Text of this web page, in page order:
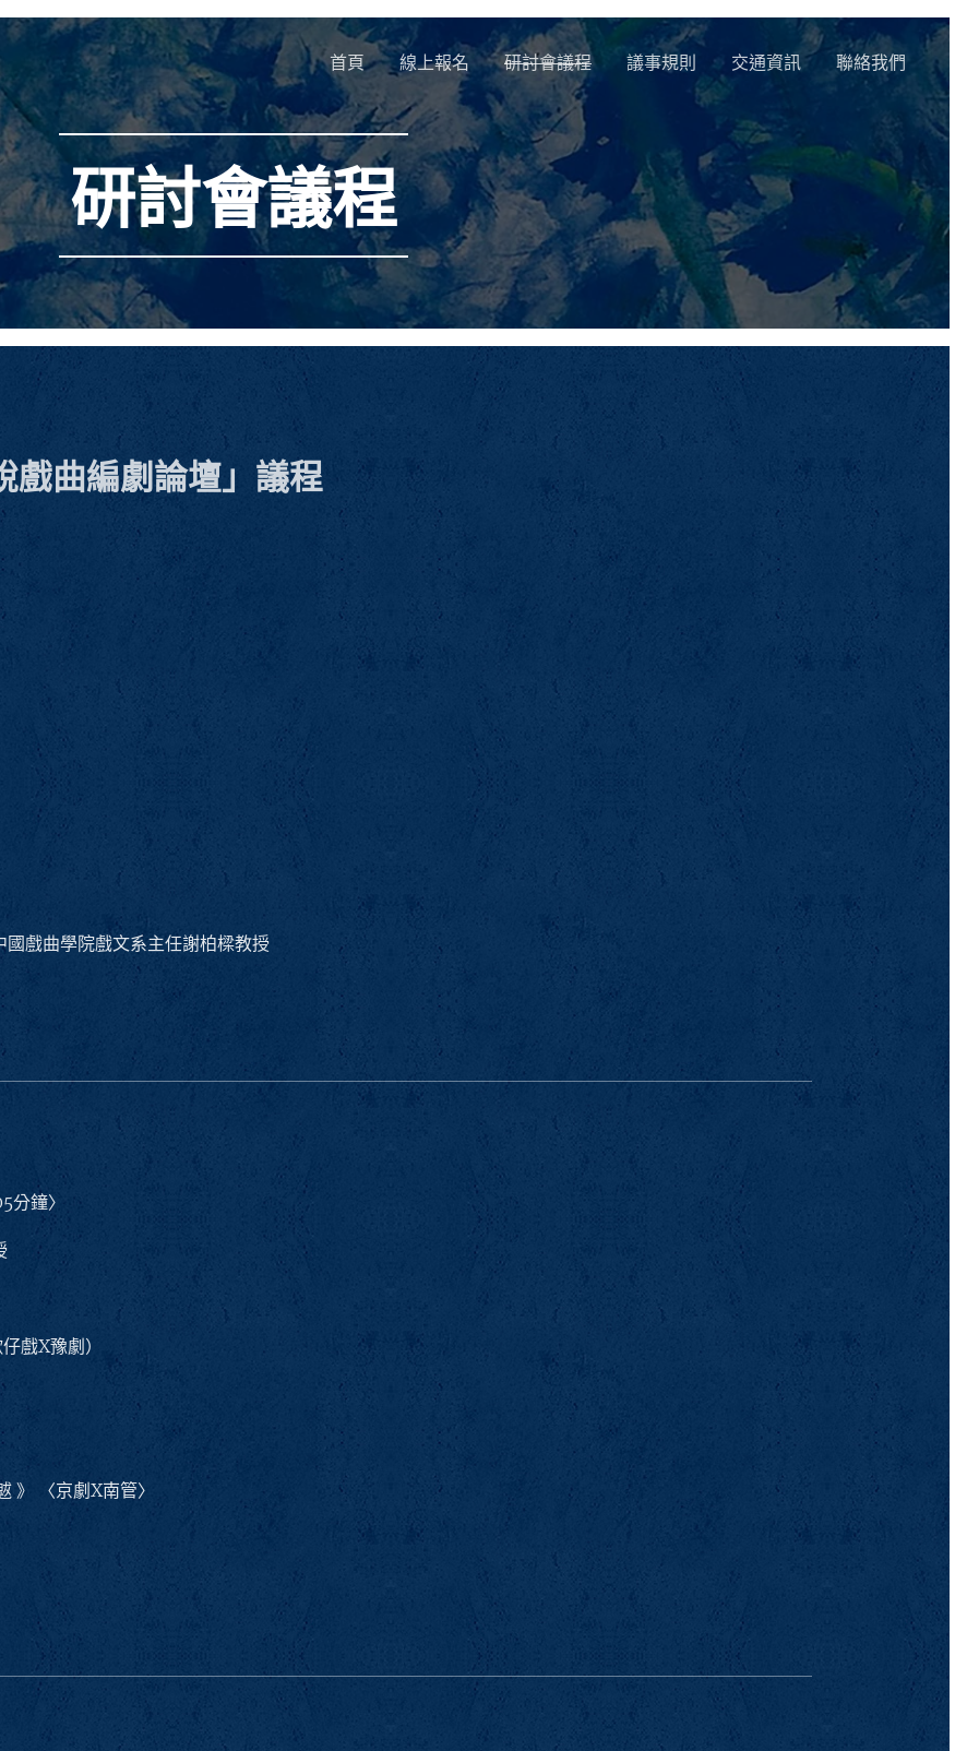
首頁 線上報名 研討會議程 議事規則 交通資訊 聯絡我們
研討會議程
戲曲編劇論壇」議程
戲曲學院戲文系主任謝柏樑教授
鐘〉
戲X豫劇）
》 〈京劇X南管〉